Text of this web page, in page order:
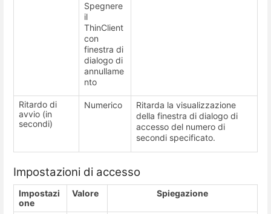
Spegnere
il
ThinClient
con
finestra di
dialogo di
annullame
nto
Ritardo di
avvio (in
secondi)
Numerico
Ritarda la visualizzazione
della finestra di dialogo di
accesso del numero di
secondi specificato.
Impostazioni di accesso
Impostazi
one
Valore Spiegazione